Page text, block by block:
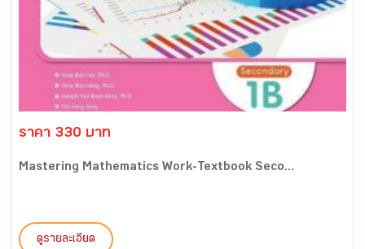
ราคา 330 บาท
Mastering Mathematics Work-Textbook Seco...
ดูรายละเอียด